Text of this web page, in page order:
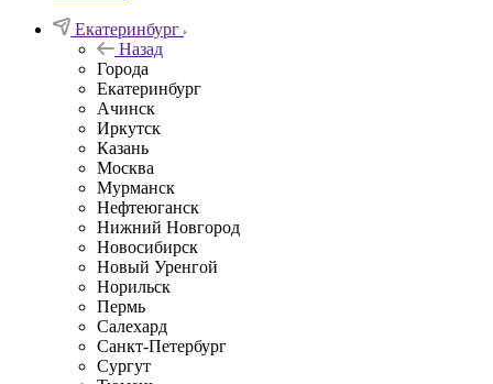
Екатеринбург
Назад
Города
Екатеринбург
Ачинск
Иркутск
Казань
Москва
Мурманск
Нефтеюганск
Нижний Новгород
Новосибирск
Новый Уренгой
Норильск
Пермь
Салехард
Санкт-Петербург
Сургут